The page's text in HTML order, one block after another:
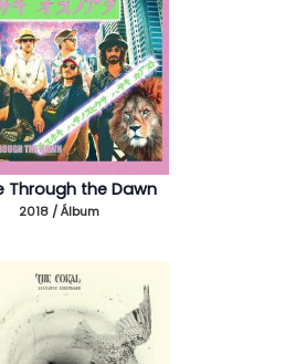
Through the Dawn
2018 / Álbum